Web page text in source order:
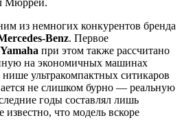
из немногих конкурентов бренда
Benz. Первое
Yamaha при этом также рассчитано
на экономичных машинах
ультракомпактных ситикаров
не слишком бурно — реальную
годы составлял лишь
известно, что модель вскоре